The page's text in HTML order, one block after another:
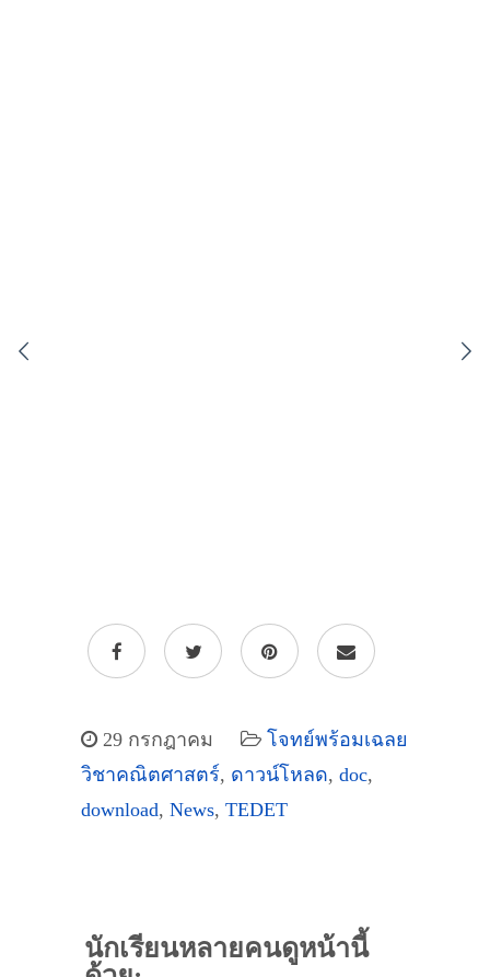
29 กรกฎาคม
โจทย์พร้อมเฉลย
วิชาคณิตศาสตร์, ดาวน์โหลด, doc,
download, News, TEDET
นักเรียนหลายคนดูหน้านี้